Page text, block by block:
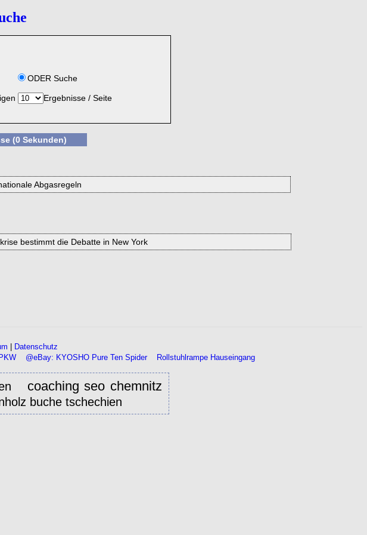
ODER Suche
Ergebnisse / Seite
(0 Sekunden)
Abgasregeln
bestimmt die Debatte in New York
Datenschutz
@eBay: KYOSHO Pure Ten Spider Rollstuhlrampe Hauseingang
coaching seo chemnitz
buche tschechien